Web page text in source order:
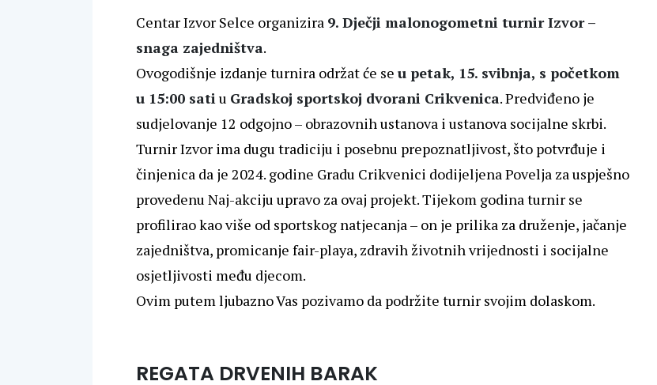
Centar Izvor Selce organizira 9. Dječji malonogometni turnir Izvor –
snaga zajedništva.
Ovogodišnje izdanje turnira održat će se u petak, 15. svibnja, s početkom
u 15:00 sati u Gradskoj sportskoj dvorani Crikvenica. Predviđeno je
sudjelovanje 12 odgojno – obrazovnih ustanova i ustanova socijalne skrbi.
Turnir Izvor ima dugu tradiciju i posebnu prepoznatljivost, što potvrđuje i
činjenica da je 2024. godine Gradu Crikvenici dodijeljena Povelja za uspješno
provedenu Naj-akciju upravo za ovaj projekt. Tijekom godina turnir se
profilirao kao više od sportskog natjecanja – on je prilika za druženje, jačanje
zajedništva, promicanje fair-playa, zdravih životnih vrijednosti i socijalne
osjetljivosti među djecom.
Ovim putem ljubazno Vas pozivamo da podržite turnir svojim dolaskom.
REGATA DRVENIH BARAK